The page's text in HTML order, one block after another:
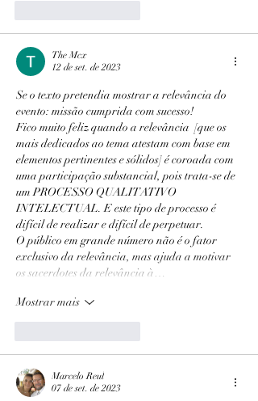
The Mcx
12 de set. de 2023
Se o texto pretendia mostrar a relevância do
evento: missão cumprida com sucesso!
Fico muito feliz quando a relevância  [que os
mais dedicados ao tema atestam com base em
elementos pertinentes e sólidos] é coroada com
uma participação substancial, pois trata-se de
um PROCESSO QUALITATIVO
INTELECTUAL. E este tipo de processo é
difícil de realizar e difícil de perpetuar.
O público em grande número não é o fator
exclusivo da relevância, mas ajuda a motivar
os sacerdotes da relevância à…
Mostrar mais
Marcelo Reul
07 de set. de 2023